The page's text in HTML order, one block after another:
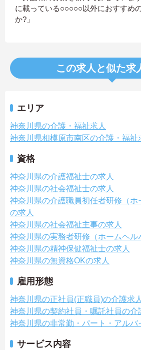
に載っている○○○○○以外におすすめ
か?」
この求人と似た求
エリア
神奈川県の介護・福祉求人
神奈川県相模原市南区の介護・福祉
資格
神奈川県の介護福祉士の求人
神奈川県の社会福祉士の求人
神奈川県の介護職員初任者研修（ホ
の求人
神奈川県の社会福祉主事の求人
神奈川県の実務者研修（ホームヘル
神奈川県の精神保健福祉士の求人
神奈川県の無資格OKの求人
雇用形態
神奈川県の正社員(正職員)の介護求人
神奈川県の契約社員・嘱託社員の介
神奈川県の非常勤・パート・アルバ
サービス内容